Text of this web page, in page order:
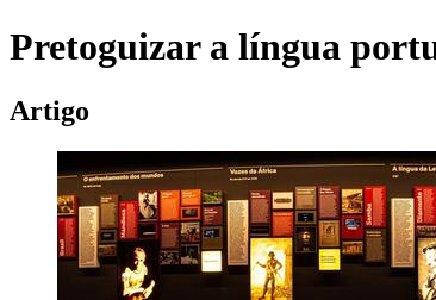
Pretoguizar a língua
Artigo